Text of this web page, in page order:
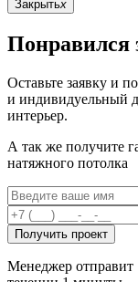
Закрытьx
Понравился
Оставьте заявку и
и индивидуельный
интерьер.
А так же получите
натяжного потолка
Получить проект
Менеджер отправит